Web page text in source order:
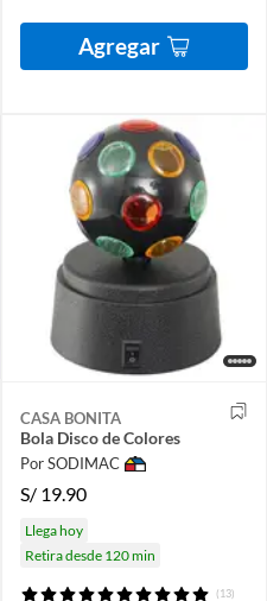
Agregar
CASA BONITA
Bola Disco de Colores
Por SODIMAC
S/ 19.90
Llega hoy
Retira desde 120 min
(13)